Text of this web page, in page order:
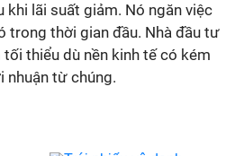
lãi suất giảm. Nó ngăn việc
trong thời gian đầu. Nhà đầu tư
thiểu dù nền kinh tế có kém
nhuận từ chúng.